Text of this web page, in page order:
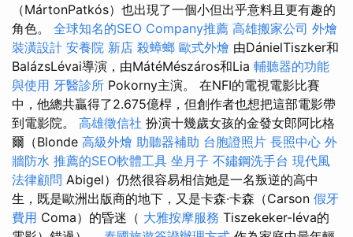
（MártonPatkós）也出現了一個小但出乎意料且更有趣的
角色。 全球知名的SEO Company推薦 高雄搬家公司 外燴
裝潢設計 安養院 新店 殺蟑螂 歐式外燴 由DánielTiszker和
BalázsLévai導演，由MátéMészáros和Lia 輔聽器的功能
與使用 牙醫診所 Pokorny主演。 在NFI的電視電影比賽
中，他總共贏得了2.675億桿，但創作者也想把這部電影帶
到電影院。 高雄徵信社 扮演十幾歲女孩的金發女郎阿比格
爾（Blonde 高級外燴 助聽器補助 台胞證照片 長照中心 外
牆防水 推薦的SEO軟體工具 坐月子 不鏽鋼洗手台 現代風
法律顧問 Abigel）仍然很容易相信她是一名叛逆的高中
生，既是歐洲出版商的地下，又是卡森·卡森（Carson 假牙
費用 Coma）的昏迷（ 大雅按摩服務 Tiszekeker-léva的